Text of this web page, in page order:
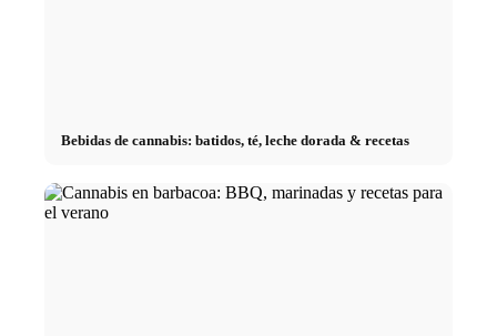
Bebidas de cannabis: batidos, té, leche dorada & recetas